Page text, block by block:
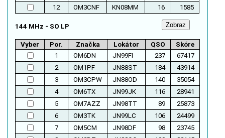
12
OM3CNF KN08MM 16 1585
144 MHz - SO LP
Vyber Por. Značka Lokátor QSO
Skóre
1
OM6DN JN99FI 237
67417
2
OM1PF JN88ST 184
43914
3
OM3CPW JN88OD 140
35054
4
OM6TX JN99JK 116
28941
5
OM7AZZ JN98TT 89
25873
6
OM3TK JN99LC 106
24499
7
OM5CM JN98DF 98
23745